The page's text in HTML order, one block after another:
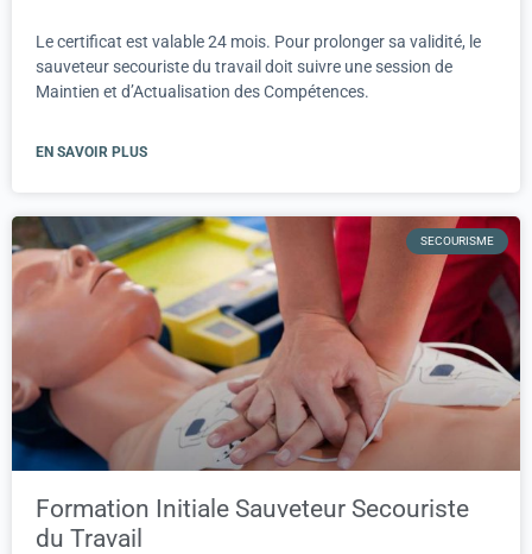
Le certificat est valable 24 mois. Pour prolonger sa validité, le
sauveteur secouriste du travail doit suivre une session de
Maintien et d’Actualisation des Compétences.
EN SAVOIR PLUS
SECOURISME
Formation Initiale Sauveteur Secouriste
du Travail